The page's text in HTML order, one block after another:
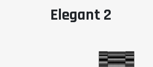
Elegant 2